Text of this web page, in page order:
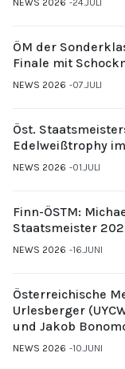
NEWS 2026 24.JULI
ÖM der
Finale mit
NEWS 2026 07.JULI
Öst.
Edelweißtrophy
NEWS 2026 01.JULI
Finn-ÖSTM:
Staatsmeister
NEWS 2026 16.JUNI
Österreichische
Urlesberger
und Jakob
Gubi (UYCMo)
NEWS 2026 10.JUNI